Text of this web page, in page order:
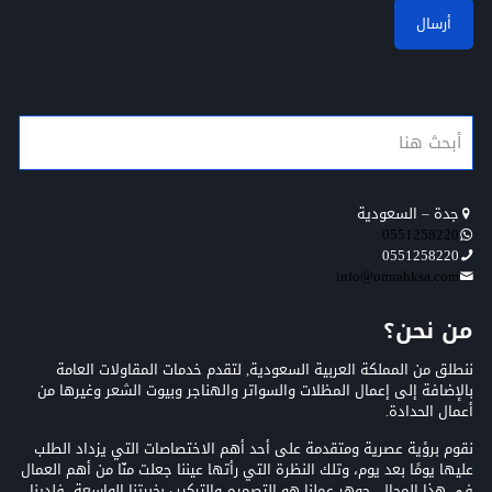
جدة – السعودية
0551258220
0551258220
info@omrahksa.com
من نحن؟
ننطلق من المملكة العربية السعودية, لتقدم خدمات المقاولات العامة
بالإضافة إلى إعمال المظلات والسواتر والهناجر وبيوت الشعر وغيرها من
أعمال الحدادة.
نقوم برؤية عصرية ومتقدمة على أحد أهم الاختصاصات التي يزداد الطلب
عليها يومًا بعد يوم، وتلك النظرة التي رأتها عيننا جعلت منّا من أهم العمال